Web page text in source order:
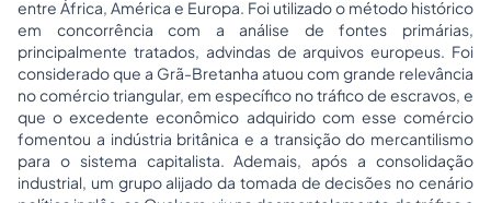
entre África, América e Europa. Foi utilizado o método histórico
em concorrência com a análise de fontes primárias,
principalmente tratados, advindas de arquivos europeus. Foi
considerado que a Grã-Bretanha atuou com grande relevância
no comércio triangular, em específico no tráfico de escravos, e
que o excedente econômico adquirido com esse comércio
fomentou a indústria britânica e a transição do mercantilismo
para o sistema capitalista. Ademais, após a consolidação
industrial, um grupo alijado da tomada de decisões no cenário